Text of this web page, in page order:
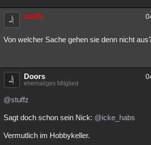
stuffz
Von welcher Sache gehen sie denn nicht
Doors
ehemaliges Mitglied
@stuffz
Sagt doch schon sein Nick: @icke_habs
Vermutlich im Hobbykeller.